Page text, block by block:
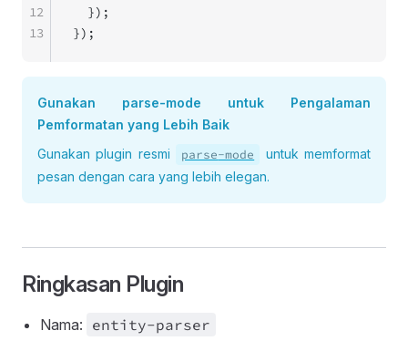
  });
});
12
13
Gunakan parse-mode untuk Pengalaman
Pemformatan yang Lebih Baik
Gunakan plugin resmi
parse-mode
untuk memformat
pesan dengan cara yang lebih elegan.
Ringkasan Plugin
Nama: entity-parser